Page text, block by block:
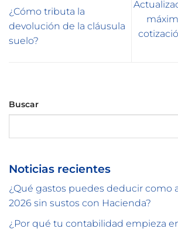
¿Cómo tributa la
devolución de la cláusula
suelo?
Buscar
Noticias recientes
¿Qué gastos puedes deducir como
2026 sin sustos con Hacienda?
¿Por qué tu contabilidad empieza